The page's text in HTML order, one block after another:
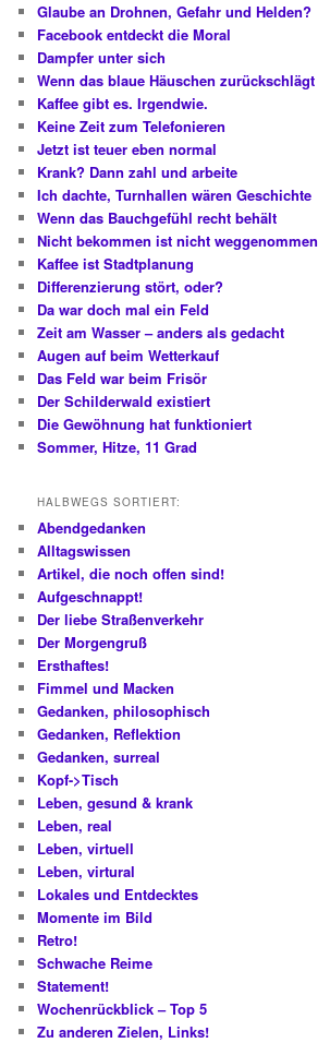
Glaube an Drohnen, Gefahr und Helden?
Facebook entdeckt die Moral
Dampfer unter sich
Wenn das blaue Häuschen zurückschlägt
Kaffee gibt es. Irgendwie.
Keine Zeit zum Telefonieren
Jetzt ist teuer eben normal
Krank? Dann zahl und arbeite
Ich dachte, Turnhallen wären Geschichte
Wenn das Bauchgefühl recht behält
Nicht bekommen ist nicht weggenommen
Kaffee ist Stadtplanung
Differenzierung stört, oder?
Da war doch mal ein Feld
Zeit am Wasser – anders als gedacht
Augen auf beim Wetterkauf
Das Feld war beim Frisör
Der Schilderwald existiert
Die Gewöhnung hat funktioniert
Sommer, Hitze, 11 Grad
HALBWEGS SORTIERT:
Abendgedanken
Alltagswissen
Artikel, die noch offen sind!
Aufgeschnappt!
Der liebe Straßenverkehr
Der Morgengruß
Ersthaftes!
Fimmel und Macken
Gedanken, philosophisch
Gedanken, Reflektion
Gedanken, surreal
Kopf->Tisch
Leben, gesund & krank
Leben, real
Leben, virtuell
Leben, virtural
Lokales und Entdecktes
Momente im Bild
Retro!
Schwache Reime
Statement!
Wochenrückblick – Top 5
Zu anderen Zielen, Links!